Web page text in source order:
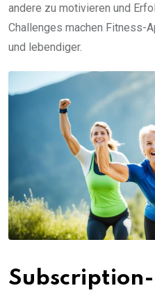
andere zu motivieren und
Challenges machen Fitness-
und lebendiger.